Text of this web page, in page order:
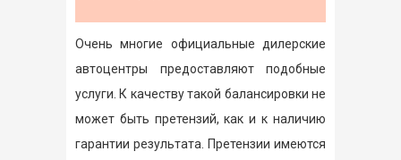
Очень многие официальные дилерские
автоцентры предоставляют подобные
услуги. К качеству такой балансировки не
может быть претензий, как и к наличию
гарантии результата. Претензии имеются